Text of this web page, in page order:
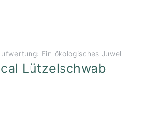
Ein ökologisches Juwel
Lützelschwab